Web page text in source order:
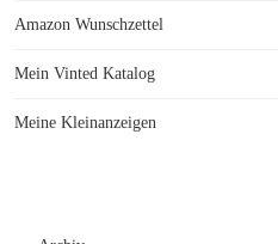
Amazon Wunschzettel
Mein Vinted Katalog
Meine Kleinanzeigen